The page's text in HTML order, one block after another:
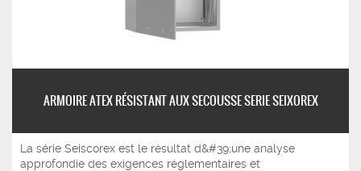
ARMOIRE ATEX RÉSISTANT AUX SECOUSSE SERIE SEIXOREX
La série Seiscorex est le résultat d&#39;une analyse
approfondie des exigences réglementaires et